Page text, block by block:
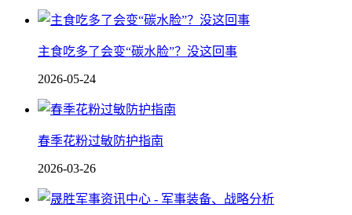
主食吃多了会变“碳水脸”？没这回事
2026-05-24
春季花粉过敏防护指南
2026-03-26